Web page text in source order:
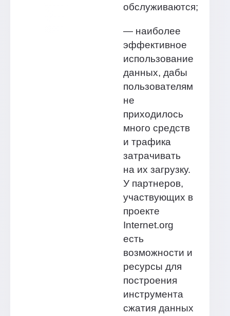
обслуживаются;
— наиболее
эффективное
использование
данных, дабы
пользователям
не
приходилось
много средств
и трафика
затрачивать
на их загрузку.
У партнеров,
участвующих в
проекте
Internet.org
есть
возможности и
ресурсы для
построения
инструмента
сжатия данных